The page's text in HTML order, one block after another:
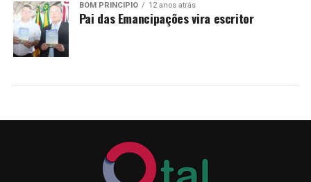
BOM PRINCÍPIO 12 anos atrás
Pai das Emancipações vira escritor